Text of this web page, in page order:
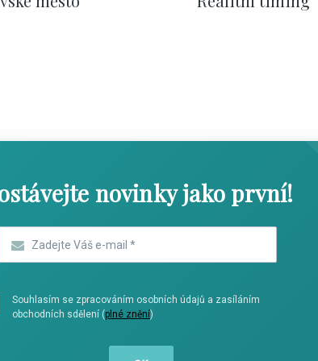
novinky jako první!
Souhlasím se zpracováním osobních údajů a zasíláním
obchodních sdělení (plné znění)